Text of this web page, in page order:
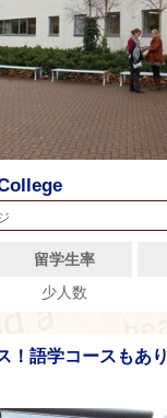
留学生率
少人数
！語学コースもあり